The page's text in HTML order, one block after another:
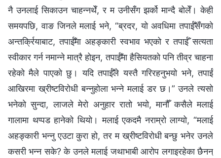
नै उनलाई सिकाउन चाहन्नथेँ, र म उनीसँग झर्को मान्दै बोलेँ। केही
समयपछि, वाङ जिनले मलाई भने, “ब्रदर, यो अवधिमा तपाईँसँगको
अन्तर्क्रियाबाट, तपाईँमा अहङ्कारी स्वभाव भएको र तपाईँ सत्यता
स्वीकार गर्न नमान्ने मात्रै होइन, तपाईँमा हैसियतको पनि तीव्र चाहना
रहेको मैले पाएको छु। यदि तपाईँले यस्तै गरिरहनुभयो भने, तपाईँ
आखिरमा ख्रीष्टविरोधी बन्नुहोला भन्ने मलाई डर छ।” उनले त्यसो
भनेको सुन्दा, लाजले मेरो अनुहार रातो भयो, मानौँ कसैले मलाई
गालामा थप्पड हानेको थियो। मलाई एकदमै नराम्रो लाग्यो, “मलाई
अहङ्कारी भन्नु एउटा कुरा हो, तर म ख्रीष्टविरोधी बन्छु भनेर उनले
कसरी भन्न सके? के उनले मलाई जथाभाबी आरोप लगाइरहेका छैनन्